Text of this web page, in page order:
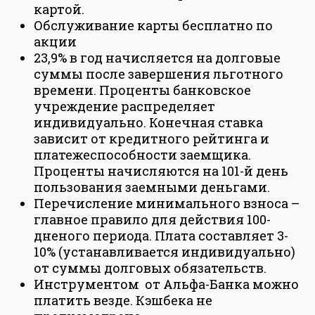
картой.
Обслуживание карты бесплатно по
акции
23,9% в год начисляется на долговые
суммы после завершения льготного
времени. Проценты банковское
учреждение распределяет
индивидуально. Конечная ставка
зависит от кредитного рейтинга и
платежеспособности заемщика.
Проценты начисляются на 101-й день
пользования заемными деньгами.
Перечисление минимального взноса –
главное правило для действия 100-
дненого периода. Плата составляет 3-
10% (устанавливается индивидуально)
от суммы долговых обязательств.
Инструментом от Альфа-Банка можно
платить везде. Кэшбека не